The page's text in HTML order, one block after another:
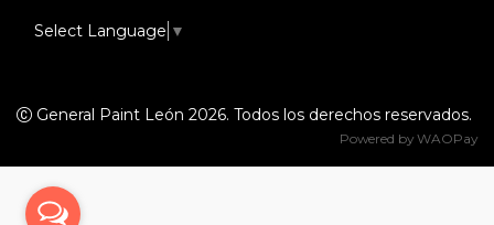
Select Language ▼
General Paint León 2026. Todos los derechos reservados.
Powered by WAOPay